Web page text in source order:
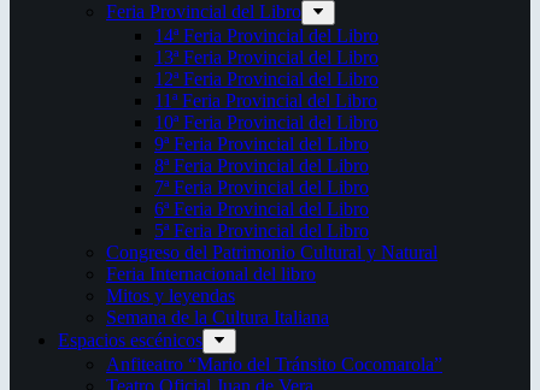
Feria Provincial del Libro
14ª Feria Provincial del Libro
13ª Feria Provincial del Libro
12ª Feria Provincial del Libro
11ª Feria Provincial del Libro
10ª Feria Provincial del Libro
9ª Feria Provincial del Libro
8ª Feria Provincial del Libro
7ª Feria Provincial del Libro
6ª Feria Provincial del Libro
5ª Feria Provincial del Libro
Congreso del Patrimonio Cultural y Natural
Feria Internacional del libro
Mitos y leyendas
Semana de la Cultura Italiana
Espacios escénicos
Anfiteatro “Mario del Tránsito Cocomarola”
Teatro Oficial Juan de Vera